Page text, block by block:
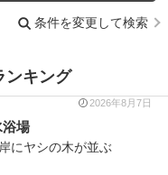
条件を変更して検索
ンキング
2026年8月7日
場
にヤシの木が並ぶ